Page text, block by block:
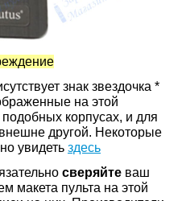
знак звездочка *
на этой
корпусах, и для
другой. Некоторые
увидеть здесь
сверяйте ваш
макета пульта на этой